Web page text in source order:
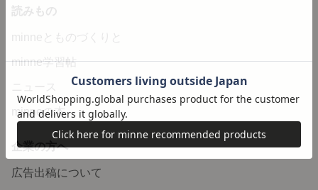
読みもの
minneとものづくりと
minne学習帖
ニュース
minneの本
企業の方へ
広告出稿について